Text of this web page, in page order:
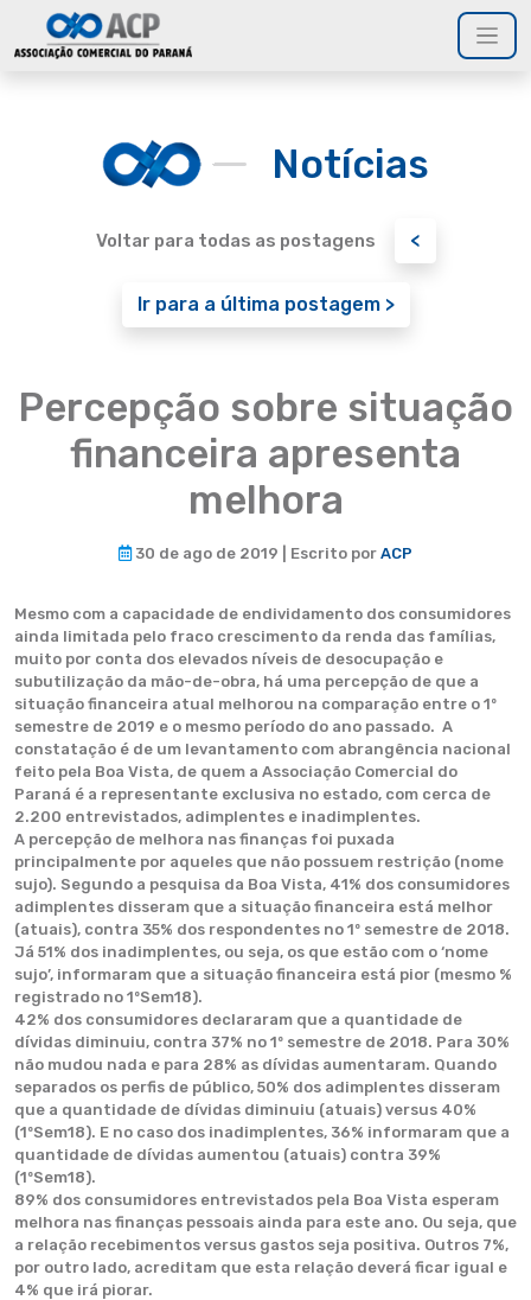
Notícias
Voltar para todas as postagens <
Ir para a última postagem >
Percepção sobre situação
financeira apresenta
melhora
30 de ago de 2019 | Escrito por ACP
Mesmo com a capacidade de endividamento dos consumidores
ainda limitada pelo fraco crescimento da renda das famílias,
muito por conta dos elevados níveis de desocupação e
subutilização da mão-de-obra, há uma percepção de que a
situação financeira atual melhorou na comparação entre o 1º
semestre de 2019 e o mesmo período do ano passado. A
constatação é de um levantamento com abrangência nacional
feito pela Boa Vista, de quem a Associação Comercial do
Paraná é a representante exclusiva no estado, com cerca de
2.200 entrevistados, adimplentes e inadimplentes.
A percepção de melhora nas finanças foi puxada
principalmente por aqueles que não possuem restrição (nome
sujo). Segundo a pesquisa da Boa Vista, 41% dos consumidores
adimplentes disseram que a situação financeira está melhor
(atuais), contra 35% dos respondentes no 1º semestre de 2018.
Já 51% dos inadimplentes, ou seja, os que estão com o ‘nome
sujo’, informaram que a situação financeira está pior (mesmo %
registrado no 1ºSem18).
42% dos consumidores declararam que a quantidade de
dívidas diminuiu, contra 37% no 1º semestre de 2018. Para 30%
não mudou nada e para 28% as dívidas aumentaram. Quando
separados os perfis de público, 50% dos adimplentes disseram
que a quantidade de dívidas diminuiu (atuais) versus 40%
(1ºSem18). E no caso dos inadimplentes, 36% informaram que a
quantidade de dívidas aumentou (atuais) contra 39%
(1ºSem18).
89% dos consumidores entrevistados pela Boa Vista esperam
melhora nas finanças pessoais ainda para este ano. Ou seja, que
a relação recebimentos versus gastos seja positiva. Outros 7%,
por outro lado, acreditam que esta relação deverá ficar igual e
4% que irá piorar.